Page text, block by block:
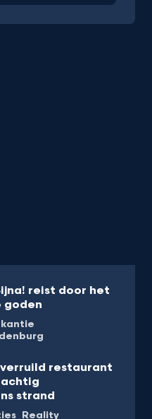
reist door het
goden
restaurant
strand
Reality